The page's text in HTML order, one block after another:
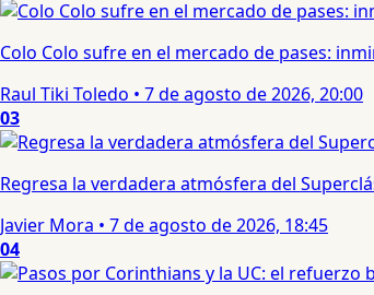
Colo Colo sufre en el mercado de pases:
Raul Tiki Toledo • 7 de agosto de 2026, 20:00
03
Regresa la verdadera atmósfera del
Javier Mora • 7 de agosto de 2026, 18:45
04